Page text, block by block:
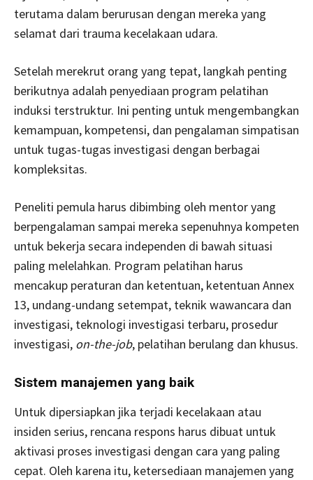
terutama dalam berurusan dengan mereka yang
selamat dari trauma kecelakaan udara.
Setelah merekrut orang yang tepat, langkah penting
berikutnya adalah penyediaan program pelatihan
induksi terstruktur. Ini penting untuk mengembangkan
kemampuan, kompetensi, dan pengalaman simpatisan
untuk tugas-tugas investigasi dengan berbagai
kompleksitas.
Peneliti pemula harus dibimbing oleh mentor yang
berpengalaman sampai mereka sepenuhnya kompeten
untuk bekerja secara independen di bawah situasi
paling melelahkan. Program pelatihan harus
mencakup peraturan dan ketentuan, ketentuan Annex
13, undang-undang setempat, teknik wawancara dan
investigasi, teknologi investigasi terbaru, prosedur
investigasi, on-the-job, pelatihan berulang dan khusus.
Sistem manajemen yang baik
Untuk dipersiapkan jika terjadi kecelakaan atau
insiden serius, rencana respons harus dibuat untuk
aktivasi proses investigasi dengan cara yang paling
cepat. Oleh karena itu, ketersediaan manajemen yang